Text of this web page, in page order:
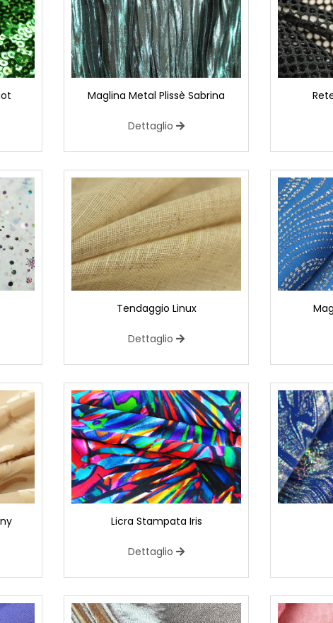
Maglina Metal Plissè Sabrina
Dettaglio
Tendaggio Linux
Dettaglio
Licra Stampata Iris
Dettaglio